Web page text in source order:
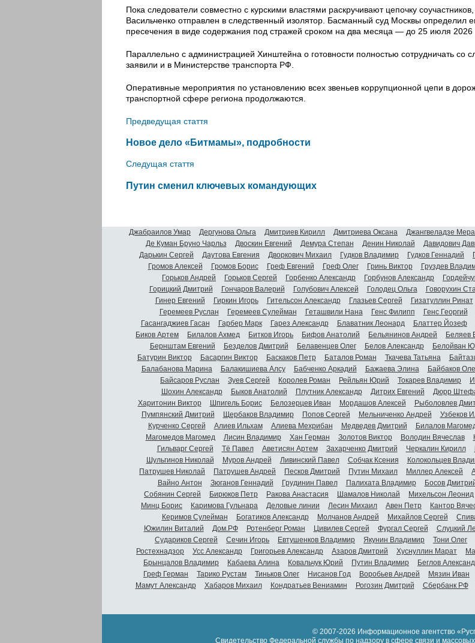
Пока следователи совместно с курскими властями раскручивают цепочку
Васильченко отправлен в следственный изолятор. Басманный суд Москвы определил
пресечения в виде содержания под стражей сроком на два месяца — до 25 июля 2026
Параллельно с администрацией Хинштейна о готовности полностью сотрудничать со
заявили и в Министерстве транспорта РФ.
Оперативные мероприятия по установлению всех звеньев коррупционной цепи в
транспортной сфере региона продолжаются.
Предведущая стаття
Новое дело «Битмамы», подробности
Следущая стаття
Путин сменил ключевых командующих
Джабраилов Умар Дергунова Ольга Дмитриев Кирилл Дмитриева Оксана Джангвеладзе
Де Куман Бруно Чарльз
Двоскин Евгений Демура Степан Денин Николай Давидович
Дарькин Сергей
Даутова Евгения Дворкович Михаил Гудков Владимир Гудков Геннадий
Громов Алексей
Громов Борис Греф Евгений Греф Олег Гринь Виктор Груздев
Горьков Андрей
Горьков Сергей Горбенко Александр Горбунов Александр
Горицкий Дмитрий
Гончаров Валерий Голубович Алексей Голодец Ольга Говорухин
Гинер Евгений
Гиркин Игорь Гительсон Александр Глазьев Сергей Гизатуллин Ринат
Геремеев Руслан
Геремеев Сулейман Геташвили Нана Генс Филипп Генс Георгий
Гасангаджиев Гасан
Гарбер Марк Гарез Александр Блаватник Леонард Блаттер Йозеф
Биков Артем
Билалов Ахмед Битков Игорь Бифов Анатолий Бельянинов Андрей Беляев
Бернштам Евгений
Безделов Дмитрий Белавенцев Олег Белов Александр Белойван
Батурин Виктор
Басаргин Виктор Баскаков Петр Баталов Роман Ткачева Татьяна
Балабанова Марина
Балакишиева Алсу Бабченко Аркадий Бажаева Элина Байбаков
Байсаров Руслан
Зуев Сергей Королев Роман Рейльян Юрий Токарев Владимир
Шохин Александр
Быков Анатолий Плутник Александр Дитрих Евгений Дюрр
Харитонин Виктор
Шпигель Борис Белозерцев Иван Мордашов Алексей Рыболовлев
Пумпянский Дмитрий
Щербаков Владимир Попов Сергей Мельниченко Андрей Узбеков
Курченко Сергей
Алиев Ильхам Алиева Мехрибан Медведев Дмитрий Билалов
Магомедов Магомед
Лисин Владимир Хан Герман Золотов Виктор Володин Вячеслав
Гильварг Сергей
Тё Павел Аветисян Артем Захарченко Дмитрий Черкалин Кирилл
Шульгинов Николай
Муров Андрей Ливинский Павел Собчак Ксения Колокольцев
Патрушев Николай
Патрушев Андрей Песков Дмитрий Путин Михаил Миллер Алексей
Вайно Антон
Зюганов Геннадий Грудинин Павел Палихата Владимир Босов
Собянин Сергей
Бирюков Петр Ракова Анастасия Шамалов Николай Михельсон Леонид
Минц Борис
Каримова Гульнара Деловые линии Лесин Михаил Авен Петр Кантор
Керимов Сулейман
Богатиков Александр Молчанов Андрей Михайлов Сергей
Южилин Виталий
Дом.РФ Ротенберг Роман Цивилев Сергей Фургал Сергей Слуцкий
Судариков Сергей
Сечин Игорь Евтушенков Владимир Якунин Владимир Тони Олег
Ростехнадзор
Усс Александр Григорьев Александр Азаров Дмитрий Хуснуллин Марат
Брынцалов Владимир
Кабаева Алина Ковальчук Юрий Путин Владимир Беглов
Греф Герман
Тарико Рустам Тиньков Олег Нисанов Год Воробьев Андрей Мязин Иван
Мамут Александр
Хабаров Михаил Кондратьев Вениамин Рогозин Дмитрий Сбербанк РФ
© 2007-2026 Информационное агентство
Свидетельство Федеральной службы по надзору в сфере связи и